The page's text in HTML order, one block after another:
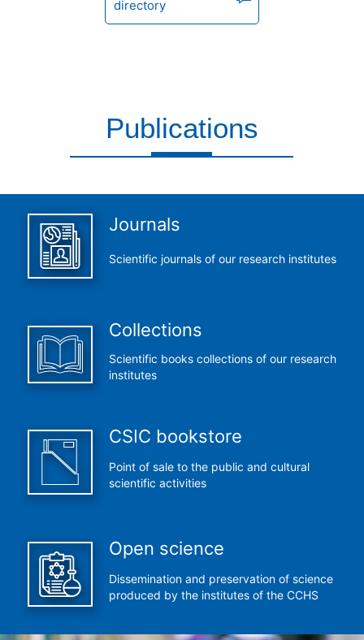
directory
Publications
Journals
Scientific journals of our research institutes
Collections
Scientific books collections of our research
institutes
CSIC bookstore
Point of sale to the public and cultural
scientific activities
Open science
Dissemination and preservation of science
produced by the institutes of the CCHS